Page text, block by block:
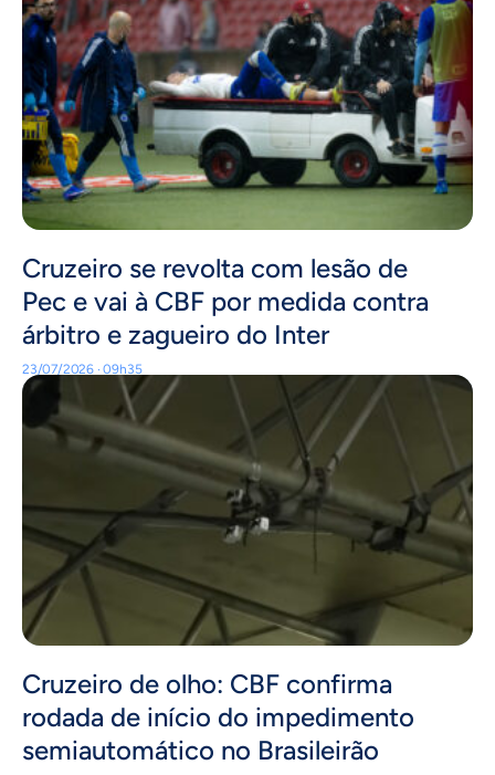
Cruzeiro se revolta com lesão de
Pec e vai à CBF por medida contra
árbitro e zagueiro do Inter
23/07/2026 · 09h35
Cruzeiro de olho: CBF confirma
rodada de início do impedimento
semiautomático no Brasileirão